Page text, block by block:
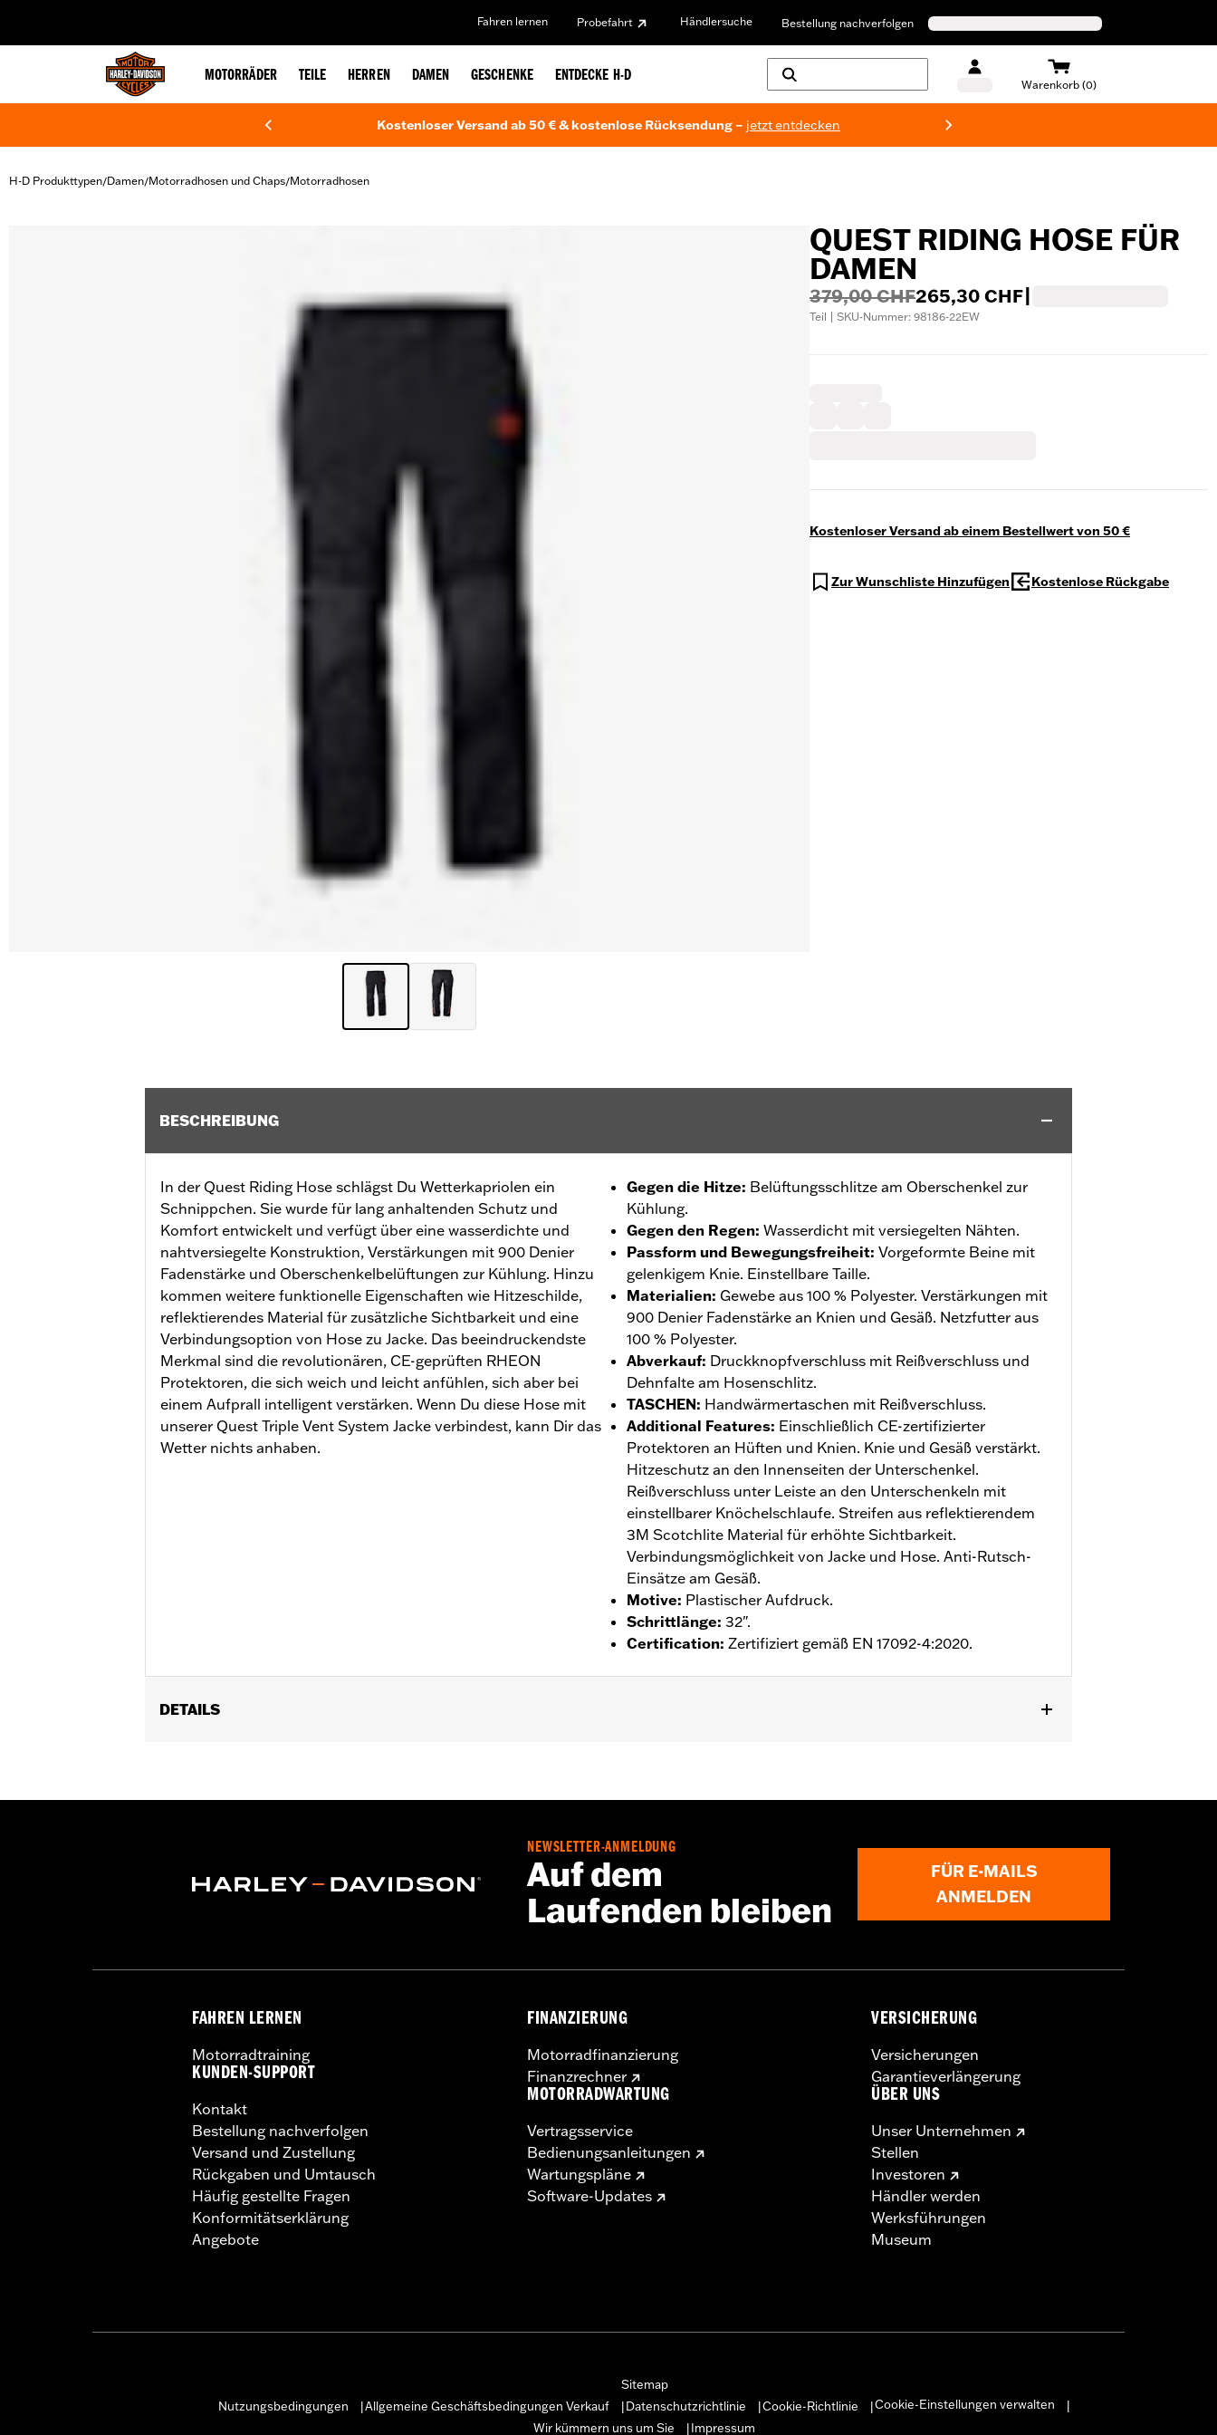
Fahren lernen Probefahrt Händlersuche Bestellung nachverfolgen
MOTORRÄDER TEILE HERREN DAMEN GESCHENKE ENTDECKE H-D
Warenkorb (0)
Kostenloser Versand ab 50 € & kostenlose Rücksendung – jetzt entdecken
H-D Produkttypen/Damen/Motorradhosen und Chaps/Motorradhosen
QUEST RIDING HOSE FÜR
DAMEN
379,00 CHF265,30 CHF
Teil | SKU-Nummer: 98186-22EW
Kostenloser Versand ab einem Bestellwert von 50 €
Zur Wunschliste Hinzufügen Kostenlose Rückgabe
BESCHREIBUNG
In der Quest Riding Hose schlägst Du Wetterkapriolen ein
Schnippchen. Sie wurde für lang anhaltenden Schutz und
Komfort entwickelt und verfügt über eine wasserdichte und
nahtversiegelte Konstruktion, Verstärkungen mit 900 Denier
Fadenstärke und Oberschenkelbelüftungen zur Kühlung. Hinzu
kommen weitere funktionelle Eigenschaften wie Hitzeschilde,
reflektierendes Material für zusätzliche Sichtbarkeit und eine
Verbindungsoption von Hose zu Jacke. Das beeindruckendste
Merkmal sind die revolutionären, CE-geprüften RHEON
Protektoren, die sich weich und leicht anfühlen, sich aber bei
einem Aufprall intelligent verstärken. Wenn Du diese Hose mit
unserer Quest Triple Vent System Jacke verbindest, kann Dir das
Wetter nichts anhaben.
Gegen die Hitze: Belüftungsschlitze am Oberschenkel zur
Kühlung.
Gegen den Regen: Wasserdicht mit versiegelten Nähten.
Passform und Bewegungsfreiheit: Vorgeformte Beine mit
gelenkigem Knie. Einstellbare Taille.
Materialien: Gewebe aus 100 % Polyester. Verstärkungen mit
900 Denier Fadenstärke an Knien und Gesäß. Netzfutter aus
100 % Polyester.
Abverkauf: Druckknopfverschluss mit Reißverschluss und
Dehnfalte am Hosenschlitz.
TASCHEN: Handwärmertaschen mit Reißverschluss.
Additional Features: Einschließlich CE-zertifizierter
Protektoren an Hüften und Knien. Knie und Gesäß verstärkt.
Hitzeschutz an den Innenseiten der Unterschenkel.
Reißverschluss unter Leiste an den Unterschenkeln mit
einstellbarer Knöchelschlaufe. Streifen aus reflektierendem
3M Scotchlite Material für erhöhte Sichtbarkeit.
Verbindungsmöglichkeit von Jacke und Hose. Anti-Rutsch-
Einsätze am Gesäß.
Motive: Plastischer Aufdruck.
Schrittlänge: 32".
Certification: Zertifiziert gemäß EN 17092-4:2020.
DETAILS
ReiÃŸverschlusstaschen,Hitzeschutzschilde,Einstellbare Laschen,Reflektierend,Mit Protektoren
NEWSLETTER-ANMELDUNG
Auf dem
Laufenden bleiben
FÜR E-MAILS
ANMELDEN
FAHREN LERNEN
Motorradtraining
KUNDEN-SUPPORT
Kontakt
Bestellung nachverfolgen
Versand und Zustellung
Rückgaben und Umtausch
Häufig gestellte Fragen
Konformitätserklärung
Angebote
FINANZIERUNG
Motorradfinanzierung
Finanzrechner
MOTORRADWARTUNG
Vertragsservice
Bedienungsanleitungen
Wartungspläne
Software-Updates
VERSICHERUNG
Versicherungen
Garantieverlängerung
ÜBER UNS
Unser Unternehmen
Stellen
Investoren
Händler werden
Werksführungen
Museum
Sitemap
Nutzungsbedingungen
Allgemeine Geschäftsbedingungen Verkauf Datenschutzrichtlinie Cookie-Richtlinie Cookie-Einstellungen verwalten
Wir kümmern uns um Sie
Impressum